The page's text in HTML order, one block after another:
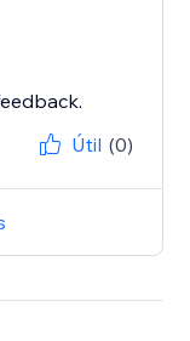
Útil (0)